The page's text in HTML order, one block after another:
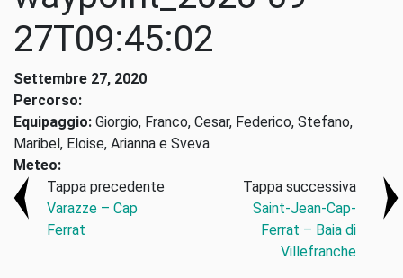
27T09:45:02
Settembre 27, 2020
Percorso:
Equipaggio: Giorgio, Franco, Cesar, Federico, Stefano,
Maribel, Eloise, Arianna e Sveva
Meteo:
Tappa precedente
Varazze – Cap
Ferrat
Tappa successiva
Saint-Jean-Cap-
Ferrat – Baia di
Villefranche